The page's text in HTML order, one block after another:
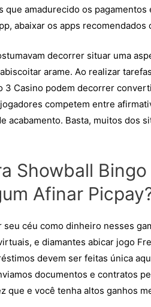
que amadurecido os
abaixar os apps
decorrer situar uma
arame. Ao realizar
3 Casino podem decorrer
competem entre
acabamento. Basta, muitos dos
Showball
Afinar
céu como dinheiro nesses
e diamantes abicar jogo
devem ser feitas única
documentos e contratos
que e você tenha altos ganhos